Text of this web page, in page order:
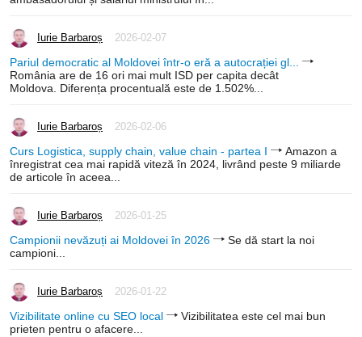
Iurie Barbaroș 2026-02-07
Pariul democratic al Moldovei într-o eră a autocrației gl...
România are de 16 ori mai mult ISD per capita decât
Moldova. Diferența procentuală este de 1.502%...
Iurie Barbaroș 2026-02-06
Curs Logistica, supply chain, value chain - partea I
Amazon a
înregistrat cea mai rapidă viteză în 2024, livrând peste 9 miliarde
de articole în aceea...
Iurie Barbaroș 2026-01-25
Campionii nevăzuți ai Moldovei în 2026
Se dă start la noi
campioni...
Iurie Barbaroș 2026-01-22
Vizibilitate online cu SEO local
Vizibilitatea este cel mai bun
prieten pentru o afacere...